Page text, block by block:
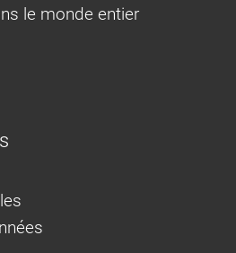
le monde entier